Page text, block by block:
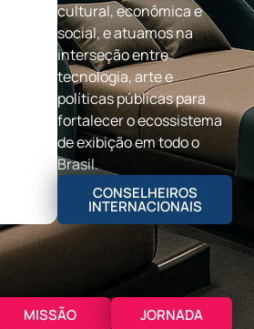
cultural, econômica e
social, e atuamos na
interseção entre
tecnologia, arte e
políticas públicas para
fortalecer o ecossistema
de exibição em todo o
Brasil.
CONSELHEIROS
INTERNACIONAIS
MISSÃO JORNADA